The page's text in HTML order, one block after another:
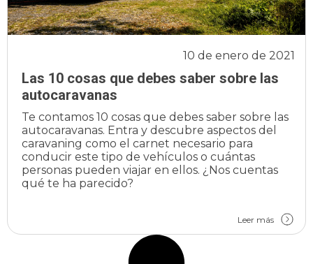
Las 10 cosas que debes saber sobre las
autocaravanas
10 de enero de 2021
Te contamos 10 cosas que debes saber sobre las
autocaravanas. Entra y descubre aspectos del
caravaning como el carnet necesario para
conducir este tipo de vehículos o cuántas
personas pueden viajar en ellos. ¿Nos cuentas
qué te ha parecido?
Leer más